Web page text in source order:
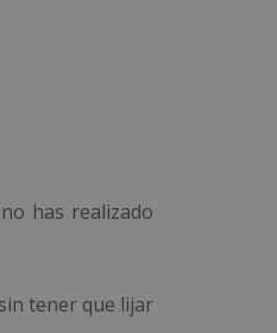
has realizado
tener que lijar